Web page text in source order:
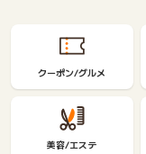
クーポン/グルメ
美容/エステ